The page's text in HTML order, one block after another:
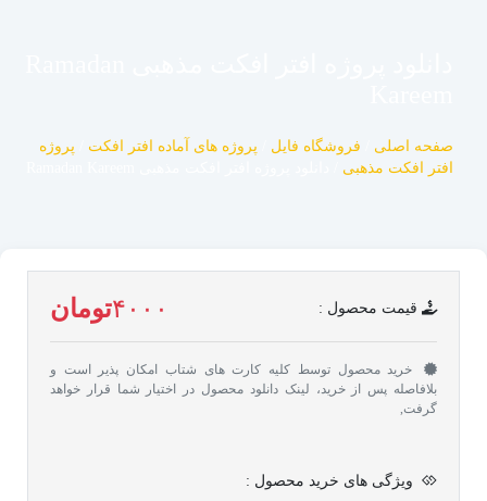
صفحه اصلی فروشگاه فایل پروژه های آماده افتر افکت
پروژه
افتر افکت مذهبی
قیمت محصول : ۴۰۰۰تومان
خرید محصول توسط کلیه کارت های شتاب امکان پذیر است و
بلافاصله پس از خرید، لینک دانلود محصول در اختیار شما قرار خواهد
گرفت,
ویژگی های خرید محصول :